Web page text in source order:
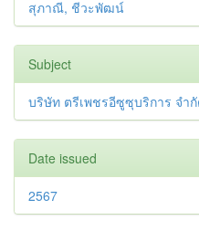
สุภาณี, ชีวะพัฒน์
Subject
บริษัท ตรีเพชรอีซูซุบริการ จำ
Date issued
2567